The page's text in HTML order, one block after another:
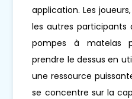
application. Les
les autres participants
pompes à matelas
prendre le dessus en
une ressource
se concentre sur la